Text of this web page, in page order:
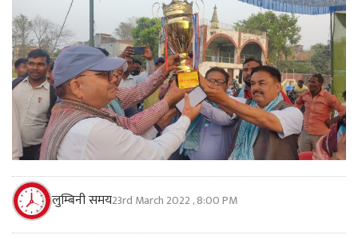
लुम्बिनी समय23rd March 2022 , 8:00 PM